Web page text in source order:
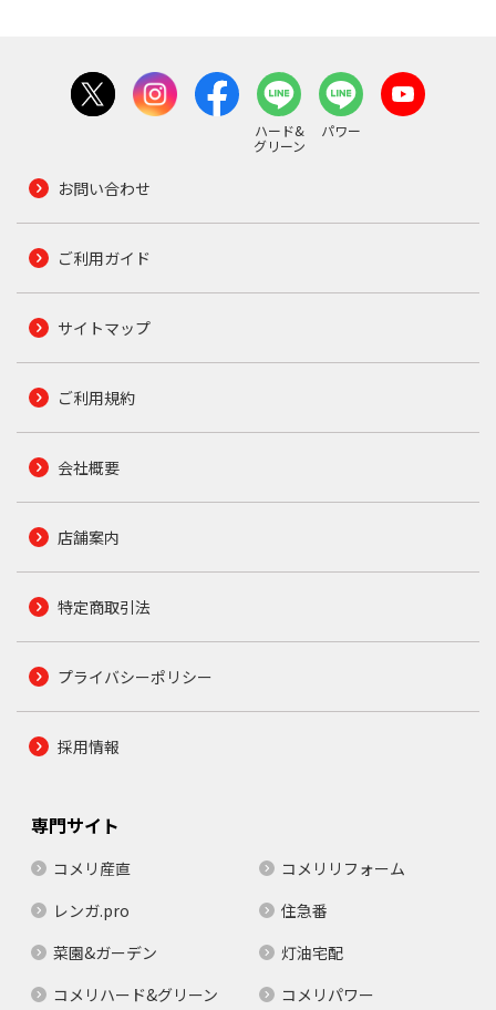
ハード&
グリーン
パワー
お問い合わせ
ご利用ガイド
サイトマップ
ご利用規約
会社概要
店舗案内
特定商取引法
プライバシーポリシー
採用情報
専門サイト
コメリ産直
コメリリフォーム
レンガ.pro
住急番
菜園&ガーデン
灯油宅配
コメリハード&グリーン
コメリパワー